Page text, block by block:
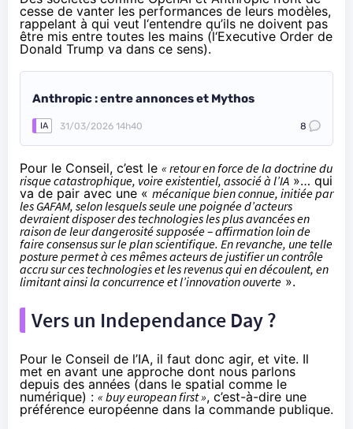
cesse de vanter les performances de leurs modèles,
rappelant à qui veut l‘entendre qu’ils ne doivent pas
être mis entre toutes les mains (l‘Executive Order de
Donald Trump va dans ce sens).
Anthropic : entre annonces et Mythos
IA 31/03/2026 14h40 8
Pour le Conseil, c’est le « retour en force de la doctrine du
risque catastrophique, voire existentiel, associé à l’IA »… qui
va de pair avec une « mécanique bien connue, initiée par
les GAFAM, selon lesquels seule une poignée d’acteurs
devraient disposer des technologies les plus avancées en
raison de leur dangerosité supposée – affirmation loin de
faire consensus sur le plan scientifique. En revanche, une telle
posture permet à ces mêmes acteurs de justifier un contrôle
accru sur ces technologies et les revenus qui en découlent, en
limitant ainsi la concurrence et l’innovation ouverte ».
Vers un Independance Day ?
Pour le Conseil de l’IA, il faut donc agir, et vite. Il
met en avant une approche dont nous parlons
depuis des années (dans le spatial comme le
numérique) : « buy european first », c’est-à-dire une
préférence européenne dans la commande publique.